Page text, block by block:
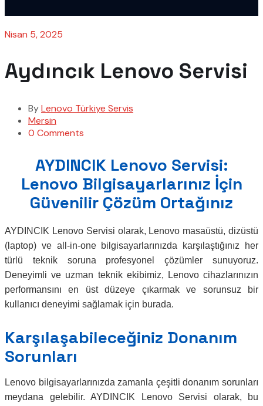
Nisan 5, 2025
Aydıncık Lenovo Servisi
ByLenovo Türkiye Servis
Mersin
0 Comments
AYDINCIK Lenovo Servisi:
Lenovo Bilgisayarlarınız İçin
Güvenilir Çözüm Ortağınız
AYDINCIK Lenovo Servisi olarak, Lenovo masaüstü, dizüstü
(laptop) ve all-in-one bilgisayarlarınızda karşılaştığınız her
türlü teknik soruna profesyonel çözümler sunuyoruz.
Deneyimli ve uzman teknik ekibimiz, Lenovo cihazlarınızın
performansını en üst düzeye çıkarmak ve sorunsuz bir
kullanıcı deneyimi sağlamak için burada.
Karşılaşabileceğiniz Donanım
Sorunları
Lenovo bilgisayarlarınızda zamanla çeşitli donanım sorunları
meydana gelebilir. AYDINCIK Lenovo Servisi olarak, bu